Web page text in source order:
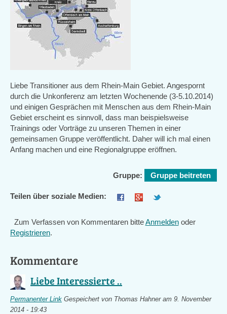
Liebe Transitioner aus dem Rhein-Main Gebiet. Angespornt
durch die Unkonferenz am letzten Wochenende (3-5.10.2014)
und einigen Gesprächen mit Menschen aus dem Rhein-Main
Gebiet erscheint es sinnvoll, dass man beispielsweise
Trainings oder Vorträge zu unseren Themen in einer
gemeinsamen Gruppe veröffentlicht. Daher will ich mal einen
Anfang machen und eine Regionalgruppe eröffnen.
Gruppe: Gruppe beitreten
Teilen über soziale Medien:
Zum Verfassen von Kommentaren bitteAnmeldenoder
Registrieren.
Kommentare
Liebe Interessierte ..
Permanenter Link Gespeichert von Thomas Hahneram 9. November
2014 - 19:43